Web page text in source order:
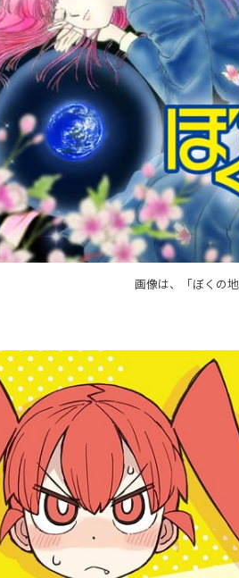
画像は、「ぼくの